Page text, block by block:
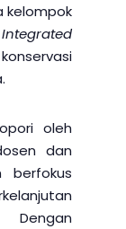
Integrated
oleh
dan
berfokus